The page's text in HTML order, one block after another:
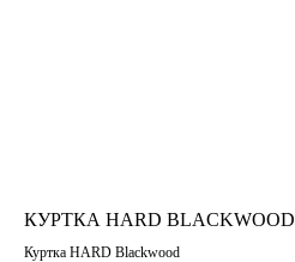
КУРТКА HARD BLACKWOOD
Куртка HARD Blackwood